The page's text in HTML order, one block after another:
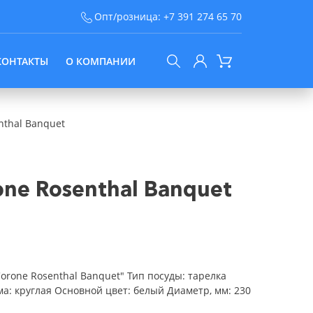
Опт/розница: +7 391 274 65 70
О КОМПАНИИ
Banquet
Rosenthal Banquet
Rosenthal Banquet" Тип посуды: тарелка
круглая Основной цвет: белый Диаметр, мм: 230